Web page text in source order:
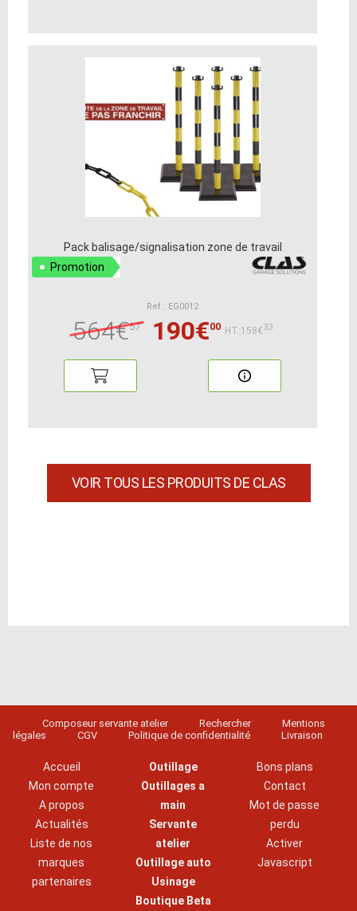
Pack balisage/signalisation zone de travail
Promotion
Ref : EG0012
564€57 190€00 HT:158€33
VOIR TOUS LES PRODUITS DE CLAS
Composeur servante atelier Rechercher
Mentions
légales
CGV Politique de confidentialité Livraison
Accueil
Mon compte
A propos
Actualités
Liste de nos
marques
partenaires
Outillage
Outillages a
main
Servante
atelier
Outillage auto
Usinage
Boutique Beta
Bons plans
Contact
Mot de passe
perdu
Activer
Javascript